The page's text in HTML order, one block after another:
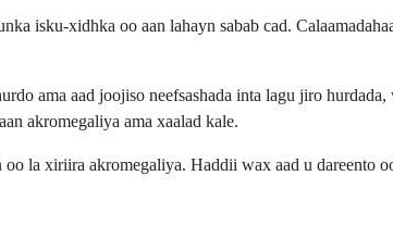
isku-xidhka oo aan lahayn sabab cad.
ama aad joojiso neefsashada inta lagu jiro
akromegaliya ama xaalad kale.
la xiriira akromegaliya. Haddii wax aad u dareento